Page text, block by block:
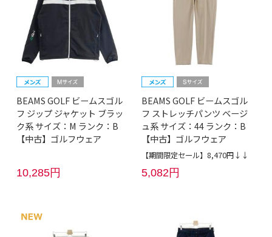
BEAMS GOLF ビームスゴル
フ ジップ ジャケット ブラッ
ク系 サイズ：M ランク：B
【中古】ゴルフウェア
10,285円
BEAMS GOLF ビームスゴル
フ ストレッチパンツ ベージ
ュ系 サイズ：44 ランク：B
【中古】ゴルフウェア
【期間限定セール】8,470円↓↓
5,082円